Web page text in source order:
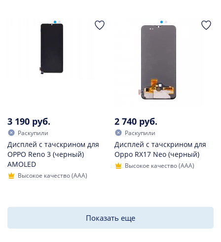
3 190 руб.
Раскупили
Дисплей с тачскрином для
OPPO Reno 3 (черный)
AMOLED
Высокое качество (AAA)
2 740 руб.
Раскупили
Дисплей с тачскрином для
Oppo RX17 Neo (черный)
Высокое качество (AAA)
Показать еще